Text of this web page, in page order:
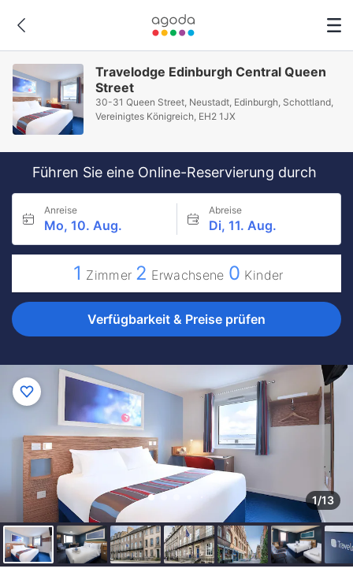
Travelodge Edinburgh Central Queen
Street
30-31 Queen Street, Neustadt, Edinburgh, Schottland,
Vereinigtes Königreich, EH2 1JX
Führen Sie eine Online-Reservierung durch
Anreise
Mo, 10. Aug.
Abreise
Di, 11. Aug.
1 Zimmer 2 Erwachsene 0 Kinder
Verfügbarkeit & Preise prüfen
1/13